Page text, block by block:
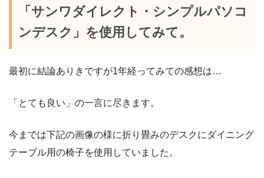
「サンワダイレクト・シンプルパソコ
ンデスク」を使用してみて。
最初に結論ありきですが1年経ってみての感想は…
「とても良い」の一言に尽きます。
今までは下記の画像の様に折り畳みのデスクにダイニング
テーブル用の椅子を使用していました。